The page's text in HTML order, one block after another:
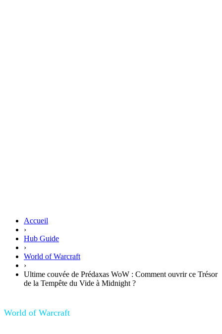
Accueil
›
Hub Guide
›
World of Warcraft
›
Ultime couvée de Prédaxas WoW : Comment ouvrir ce Trésor
de la Tempête du Vide à Midnight ?
World of Warcraft